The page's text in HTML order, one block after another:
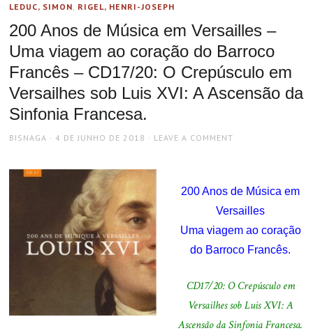
LEDUC, SIMON, RIGEL, HENRI-JOSEPH
200 Anos de Música em Versailles –
Uma viagem ao coração do Barroco
Francês – CD17/20: O Crepúsculo em
Versailhes sob Luis XVI: A Ascensão da
Sinfonia Francesa.
AUTHOR
BISNAGA
POSTED
4 DE JUNHO DE 2018 LEAVE A COMMENT
200 Anos de Música em
Versailles
Uma viagem ao coração
do Barroco Francês.
CD17/20: O Crepúsculo em
Versailhes sob Luis XVI: A
Ascensão da Sinfonia Francesa.